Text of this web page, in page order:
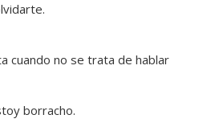
cuando no se trata de hablar
borracho.